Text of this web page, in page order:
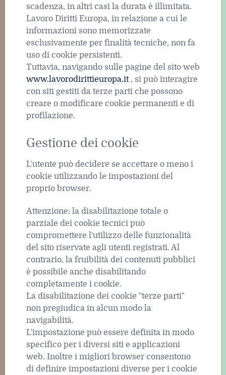
scadenza, in altri casi la durata è illimitata.
Lavoro Diritti Europa, in relazione a cui le
informazioni sono memorizzate
esclusivamente per finalità tecniche, non fa
uso di cookie persistenti.
Tuttavia, navigando sulle pagine del sito web
www.lavorodirittieuropa.it, si può interagire
con siti gestiti da terze parti che possono
creare o modificare cookie permanenti e di
profilazione.
Gestione dei cookie
L'utente può decidere se accettare o meno i
cookie utilizzando le impostazioni del
proprio browser.
Attenzione: la disabilitazione totale o
parziale dei cookie tecnici può
compromettere l'utilizzo delle funzionalità
del sito riservate agli utenti registrati. Al
contrario, la fruibilità dei contenuti pubblici
è possibile anche disabilitando
completamente i cookie.
La disabilitazione dei cookie "terze parti"
non pregiudica in alcun modo la
navigabilità.
L'impostazione può essere definita in modo
specifico per i diversi siti e applicazioni
web. Inoltre i migliori browser consentono
di definire impostazioni diverse per i cookie